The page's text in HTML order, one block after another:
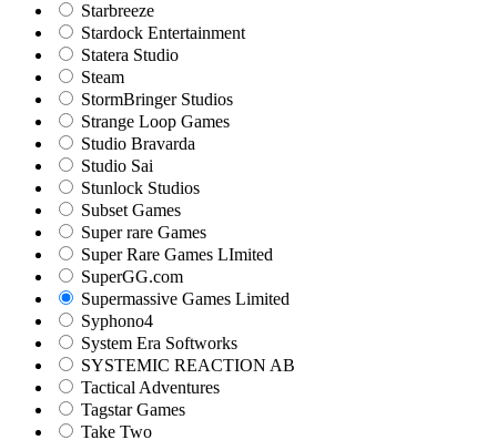
Starbreeze
Stardock Entertainment
Statera Studio
Steam
StormBringer Studios
Strange Loop Games
Studio Bravarda
Studio Sai
Stunlock Studios
Subset Games
Super rare Games
Super Rare Games LImited
SuperGG.com
Supermassive Games Limited
Syphono4
System Era Softworks
SYSTEMIC REACTION AB
Tactical Adventures
Tagstar Games
Take Two